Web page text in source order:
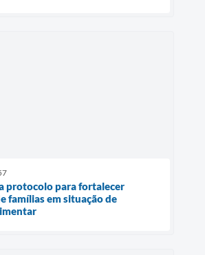
protocolo para fortalecer
famílias em situação de